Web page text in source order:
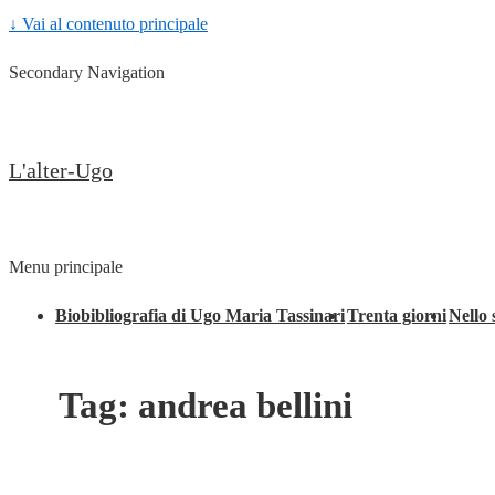
↓ Vai al contenuto principale
Secondary Navigation
L'alter-Ugo
Menu principale
Biobibliografia di Ugo Maria TassinariTrenta giorniNello
Tag: andrea bellini